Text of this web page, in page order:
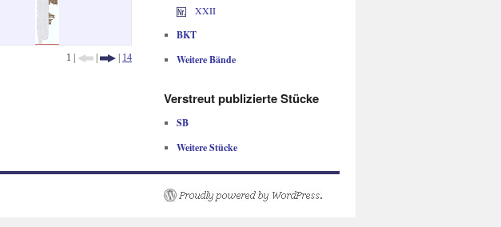
1 | | | 14
XXII
BKT
Weitere Bände
Verstreut publizierte Stücke
SB
Weitere Stücke